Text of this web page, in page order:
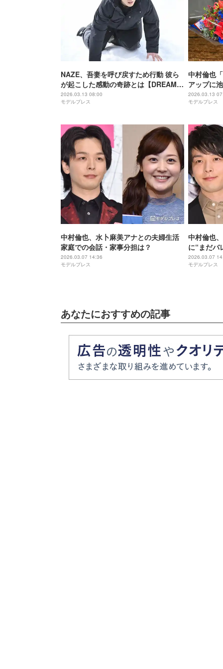
NAZE、吾妻を呼び戻すため行動 彼ら
が起こした感動の奇跡とは【DREAM
STAGE 最終話】
2026.03.13 08:00
モデルプレス
中村倫也
アップに
NAZEは
2026.03.13
モデルプレス
中村倫也、水卜麻美アナとの夫婦生活
家庭での会話・家事分担は？
2026.03.07 14:36
モデルプレス
中村倫也
に“まだバ
ごいのは
2026.03.07
モデルプレス
あなたにおすすめの記事